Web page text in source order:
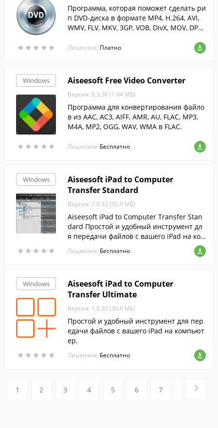
★ ★ ★ ★ ★
★ ★ ★ ★ ★
Программа, которая поможет сделать ри
п DVD-диска в формате MP4, H.264, AVI,
WMV, FLV, MKV, 3GP, VOB, DivX, MOV, DPG,
V, HD MPEG 4, HD MOV, HD ASF и др.
Лицензия: Платно
Windows
★ ★ ★ ★ ★
★ ★ ★ ★ ★
Aiseesoft Free Video Converter
Версия: 6.3.36 (1.04 МБ)
Программа для конвертирования файло
в из AAC, AC3, AIFF, AMR, AU, FLAC, MP3,
M4A, MP2, OGG, WAV, WMA в FLAC.
Лицензия: Бесплатно
Windows
★ ★ ★ ★ ★
★ ★ ★ ★ ★
Aiseesoft iPad to Computer
Transfer Standard
Версия: 7.0.32 (30.9 МБ)
Aiseesoft iPad to Computer Transfer Stan
dard Простой и удобный инструмент дл
я передачи файлов с вашего iPad на ком
Лицензия: Бесплатно
Windows
★ ★ ★ ★ ★
★ ★ ★ ★ ★
Aiseesoft iPad to Computer
Transfer Ultimate
Версия: 7.0.32 (30.9 МБ)
Простой и удобный инструмент для пер
едачи файлов с вашего iPad на компьют
ер.
Лицензия: Бесплатно
1 2 3 4 5 6 7